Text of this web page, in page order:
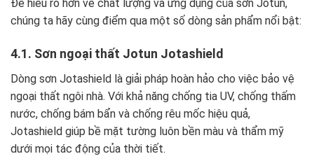
Để hiểu rõ hơn về chất lượng và ứng dụng của sơn Jotun,
chúng ta hãy cùng điểm qua một số dòng sản phẩm nổi bật:
4.1. Sơn ngoại thất Jotun Jotashield
Dòng sơn Jotashield là giải pháp hoàn hảo cho việc bảo vệ
ngoại thất ngôi nhà. Với khả năng chống tia UV, chống thấm
nước, chống bám bẩn và chống rêu mốc hiệu quả,
Jotashield giúp bề mặt tường luôn bền màu và thẩm mỹ
dưới mọi tác động của thời tiết.